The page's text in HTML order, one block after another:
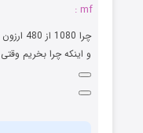
mf :
چرا 1080 از 480 ارزون تره?
و اینکه چرا بخریم